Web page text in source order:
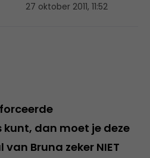
27 oktober 2011, 11:52
dan moet je deze
Bruna zeker NIET